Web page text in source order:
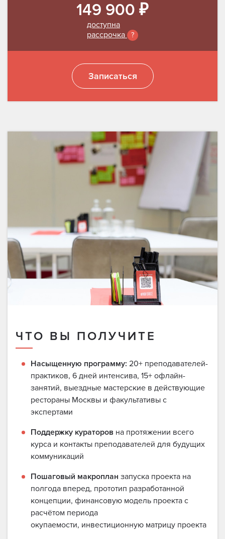
149 900 ₽
доступна
рассрочка
?
Записаться
ЧТО ВЫ ПОЛУЧИТЕ
Насыщенную программу: 20+ преподавателей-
практиков, 6 дней интенсива, 15+ офлайн-
занятий, выездные мастерские в действующие
рестораны Москвы и факультативы с
экспертами
Поддержку кураторов на протяжении всего
курса и контакты преподавателей для будущих
коммуникаций
Пошаговый макроплан запуска проекта на
полгода вперед, прототип разработанной
концепции, финансовую модель проекта с
расчётом периода
окупаемости, инвестиционную матрицу проекта